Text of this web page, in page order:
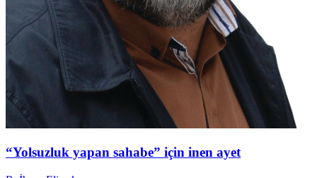
“Yolsuzluk yapan sahabe” için inen ayet